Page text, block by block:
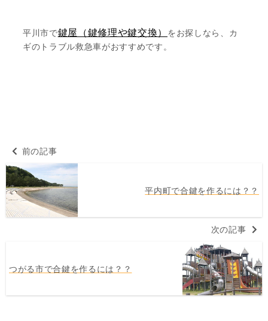
平川市で鍵屋（鍵修理や鍵交換）
をお探しなら、カ
ギのトラブル救急車がおすすめです。
前の記事
平内町で合鍵を作るには？？
次の記事
つがる市で合鍵を作るには？？